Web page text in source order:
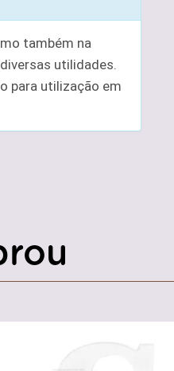
também na
utilidades.
para utilização em